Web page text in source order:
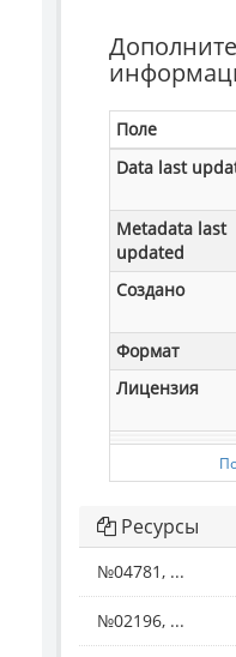
Поле
Data last
Metadata last
updated
Создано
Формат
Лицензия
Ресурсы
№04781, ...
№02196, ...